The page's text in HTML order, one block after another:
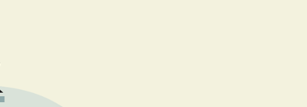
du Cachemire, la sexualité sacrée et les lignées tantriques